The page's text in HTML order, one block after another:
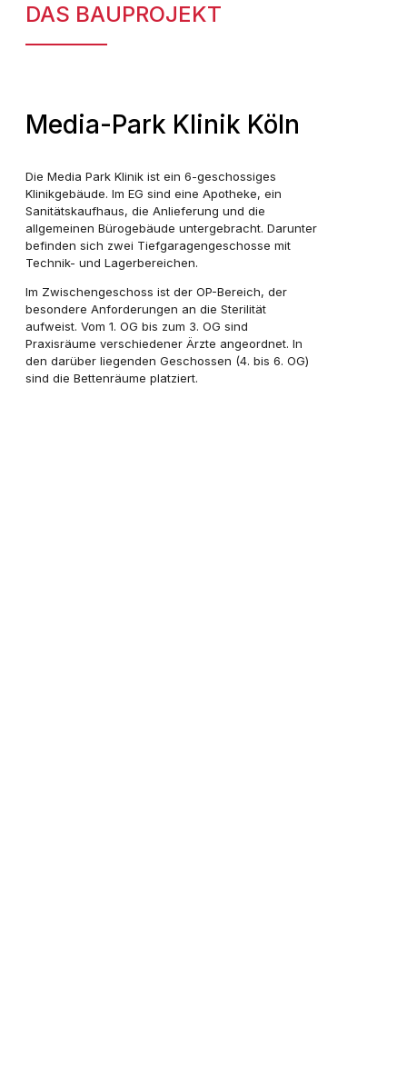
DAS BAUPROJEKT
Media-Park Klinik Köln
Die Media Park Klinik ist ein 6-geschossiges
Klinikgebäude. Im EG sind eine Apotheke, ein
Sanitätskaufhaus, die Anlieferung und die
allgemeinen Bürogebäude untergebracht. Darunter
befinden sich zwei Tiefgaragengeschosse mit
Technik- und Lagerbereichen.
Im Zwischengeschoss ist der OP-Bereich, der
besondere Anforderungen an die Sterilität
aufweist. Vom 1. OG bis zum 3. OG sind
Praxisräume verschiedener Ärzte angeordnet. In
den darüber liegenden Geschossen (4. bis 6. OG)
sind die Bettenräume platziert.